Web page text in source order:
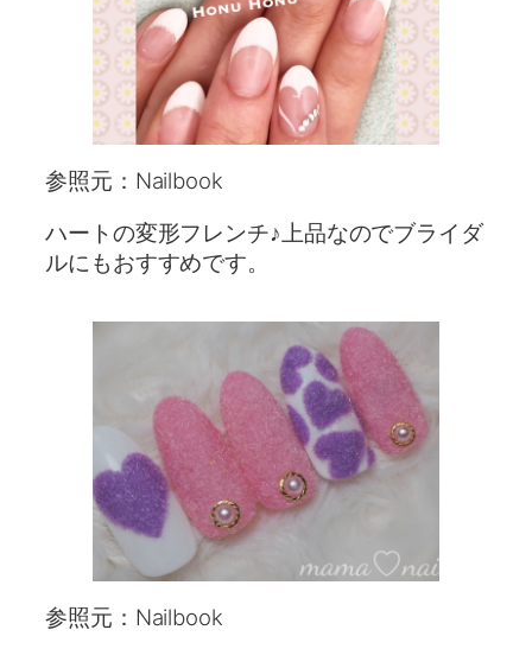
参照元：Nailbook
ハートの変形フレンチ♪上品なのでブライダ
ルにもおすすめです。
参照元：Nailbook